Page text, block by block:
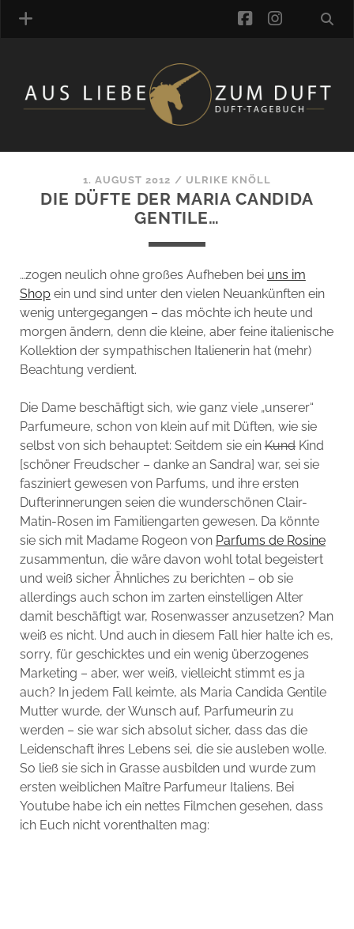
MANUFAKTUREN
DUFTNOTEN
LINK-SAMMLUNG
ARTIKEL-ARCHIV
ONLINE-SHOP
DAS ALZD-TEAM
facebook
1. AUGUST 2012 / ULRIKE KNÖLL
DIE DÜFTE DER MARIA CANDIDA
GENTILE…
…zogen neulich ohne großes Aufheben bei uns im
Shopein und sind unter den vielen Neuankünften ein
wenig untergegangen – das möchte ich heute und
morgen ändern, denn die kleine, aber feine italienische
Kollektion der sympathischen Italienerin hat (mehr)
Beachtung verdient.
Die Dame beschäftigt sich, wie ganz viele „unserer“
Parfumeure, schon von klein auf mit Düften, wie sie
selbst von sich behauptet: Seitdem sie einKundKind
[schöner Freudscher – danke an Sandra] war, sei sie
fasziniert gewesen von Parfums, und ihre ersten
Dufterinnerungen seien die wunderschönen Clair-
Matin-Rosen im Familiengarten gewesen. Da könnte
sie sich mit Madame Rogeon von Parfums de Rosine
zusammentun, die wäre davon wohl total begeistert
und weiß sicher Ähnliches zu berichten – ob sie
allerdings auch schon im zarten einstelligen Alter
damit beschäftigt war, Rosenwasser anzusetzen? Man
weiß es nicht. Und auch in diesem Fall hier halte ich es,
sorry, für geschicktes und ein wenig überzogenes
Marketing – aber, wer weiß, vielleicht stimmt es ja
auch? In jedem Fall keimte, als Maria Candida Gentile
Mutter wurde, der Wunsch auf, Parfumeurin zu
werden – sie war sich absolut sicher, dass das die
Leidenschaft ihres Lebens sei, die sie ausleben wolle.
So ließ sie sich in Grasse ausbilden und wurde zum
ersten weiblichen Maître Parfumeur Italiens. Bei
Youtube habe ich ein nettes Filmchen gesehen, dass
ich Euch nicht vorenthalten mag: